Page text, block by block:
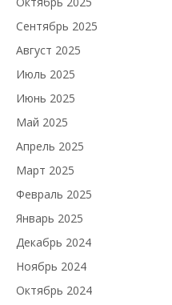
Сентябрь 2025
Август 2025
Июль 2025
Июнь 2025
Май 2025
Апрель 2025
Март 2025
Февраль 2025
Январь 2025
Декабрь 2024
Ноябрь 2024
Октябрь 2024